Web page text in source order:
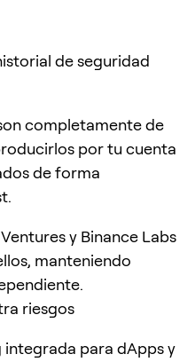
de seguridad
completamente de
por tu cuenta
de forma
y Binance Labs
manteniendo
riesgos
para dApps y